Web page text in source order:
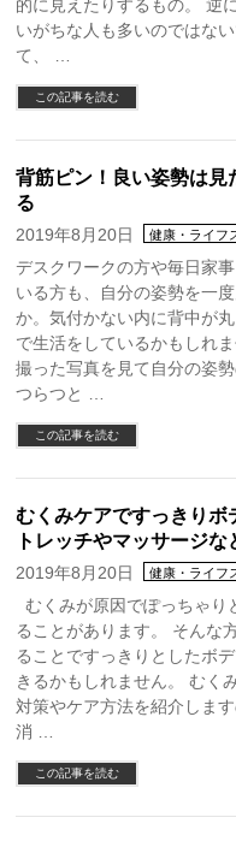
的に見えたりするもの。 逆
いがちな人も多いのではな
て、 …
この記事を読む
背筋ピン！良い姿勢は見
る
2019年8月20日 健康・ライフ
デスクワークの方や毎日家
いる方も、自分の姿勢を一
か。気付かない内に背中が
で生活をしているかもしれ
撮った写真を見て自分の姿
つらつと …
この記事を読む
むくみケアですっきりボ
トレッチやマッサージな
2019年8月20日 健康・ライフ
むくみが原因でぽっちゃり
ることがあります。 そんな
ることですっきりとしたボ
きるかもしれません。 むく
対策やケア方法を紹介しま
消 …
この記事を読む